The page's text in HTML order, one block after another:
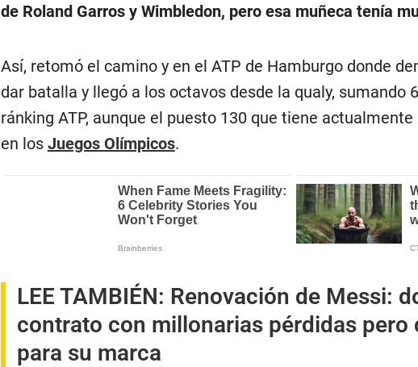
de Roland Garros y Wimbledon, pero esa muñeca tenía
Así, retomó el camino y en el ATP de Hamburgo donde
dar batalla y llegó a los octavos desde la qualy, sumando
ránking ATP, aunque el puesto 130 que tiene
en los Juegos Olímpicos.
LEE TAMBIÉN: Renovación de Messi:
contrato con millonarias pérdidas pero
para su marca